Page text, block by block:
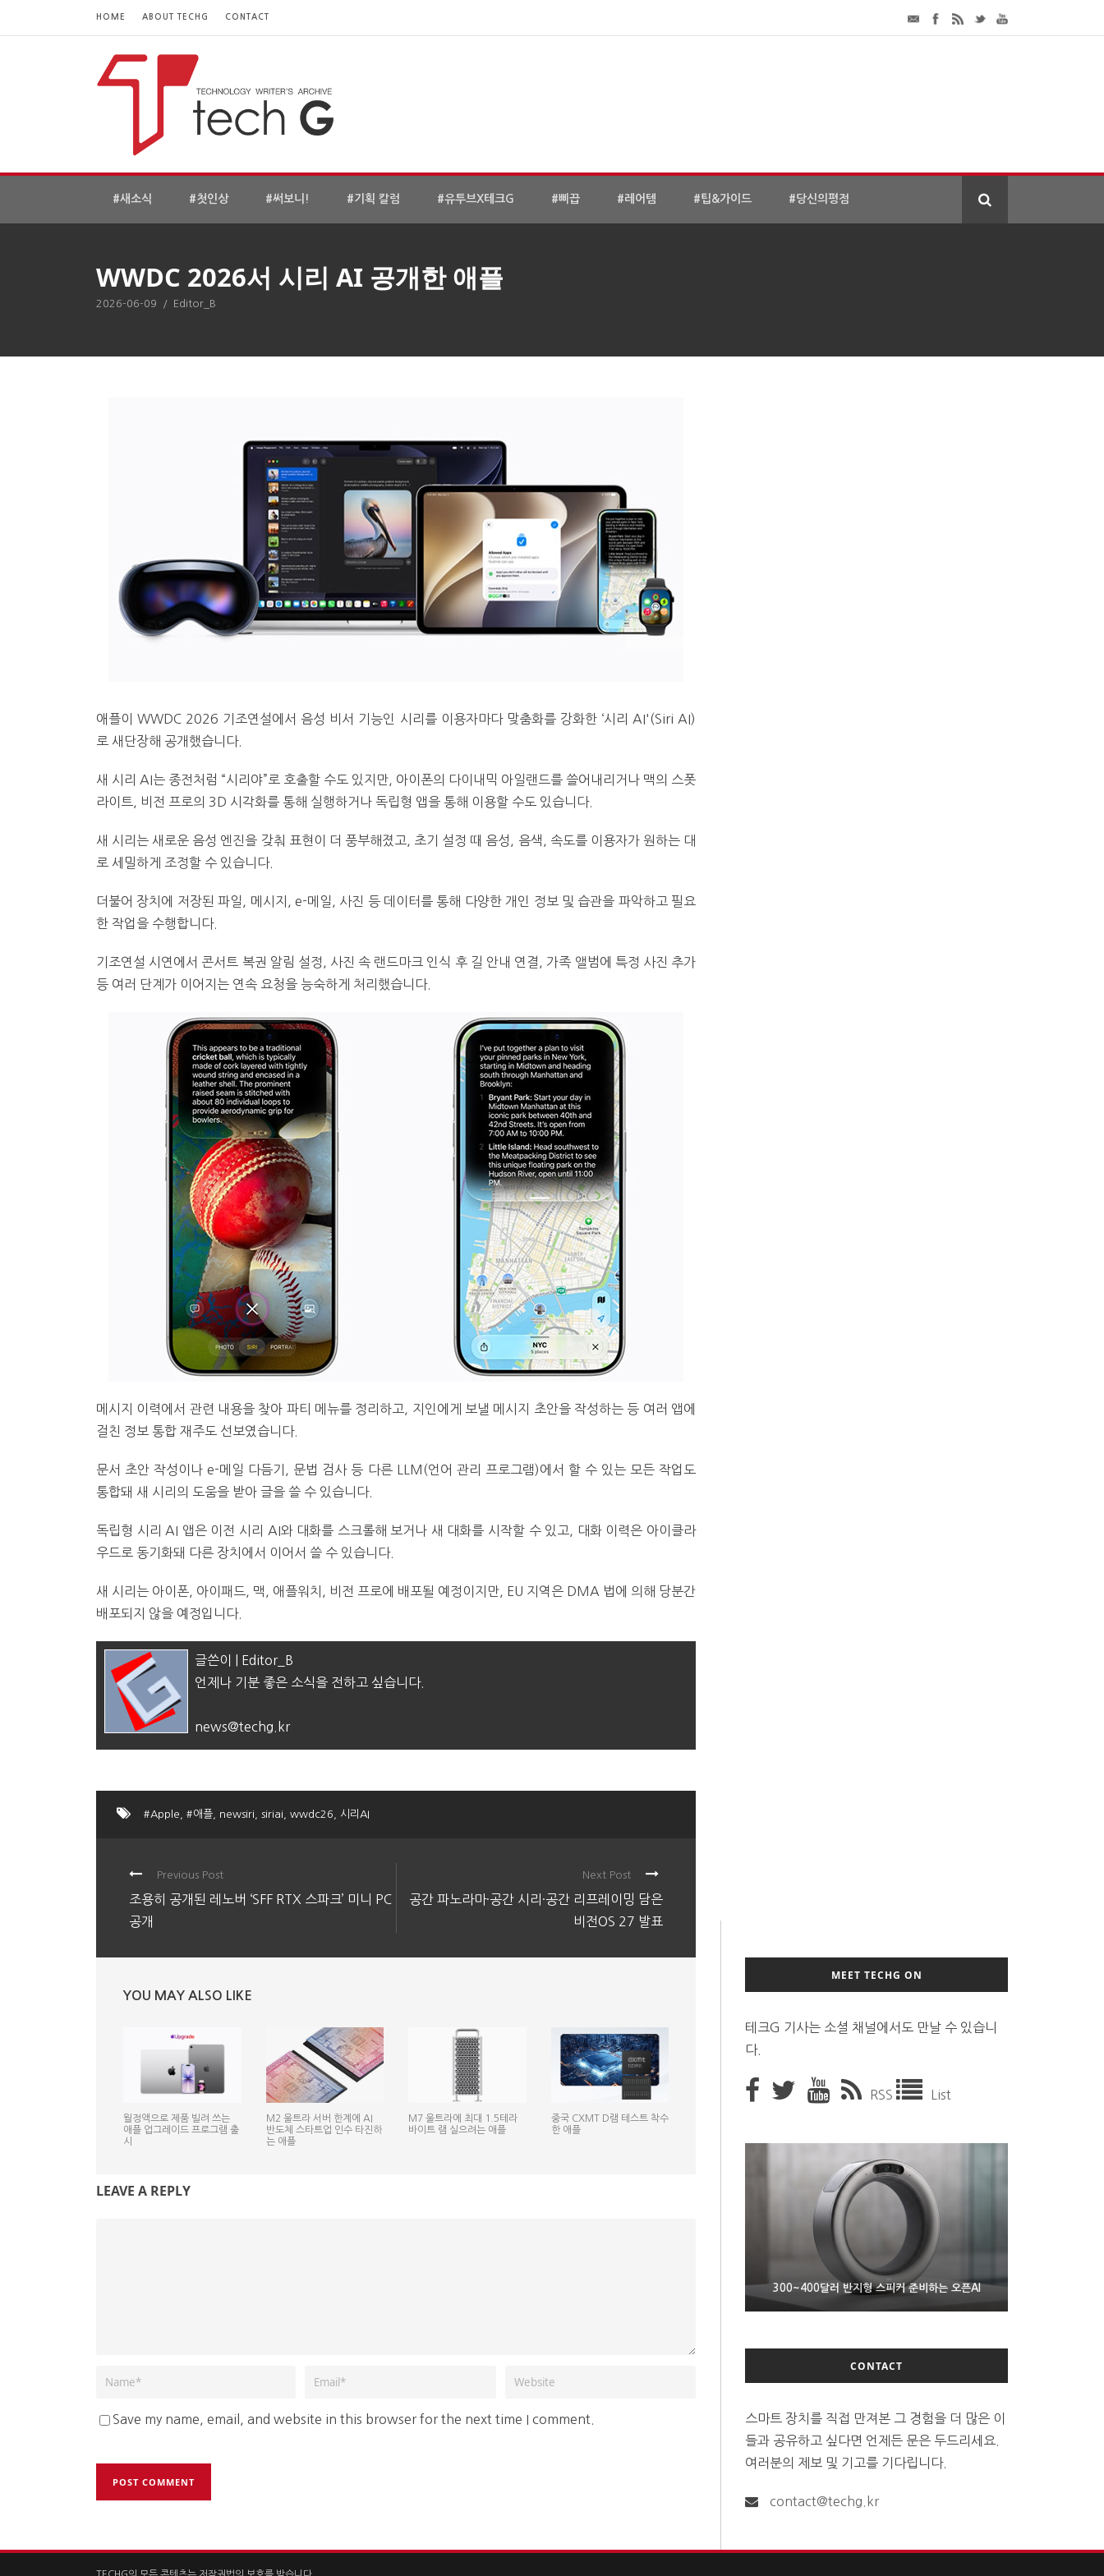
HOME ABOUT TECHG CONTACT
#새소식 #첫인상 #써보니! #기획 칼럼 #유투브X테크G #삐끕 #레어템 #팁&가이드 #당신의평점
WWDC 2026서 시리 AI 공개한 애플
2026-06-09 / Editor_B
애플이 WWDC 2026 기조연설에서 음성 비서 기능인 시리를 이용자마다 맞춤화를 강화한 ‘시리 AI'(Siri AI)
로 새단장해 공개했습니다.
새 시리 AI는 종전처럼 “시리야”로 호출할 수도 있지만, 아이폰의 다이내믹 아일랜드를 쓸어내리거나 맥의 스폿
라이트, 비전 프로의 3D 시각화를 통해 실행하거나 독립형 앱을 통해 이용할 수도 있습니다.
새 시리는 새로운 음성 엔진을 갖춰 표현이 더 풍부해졌고, 초기 설정 때 음성, 음색, 속도를 이용자가 원하는 대
로 세밀하게 조정할 수 있습니다.
더불어 장치에 저장된 파일, 메시지, e-메일, 사진 등 데이터를 통해 다양한 개인 정보 및 습관을 파악하고 필요
한 작업을 수행합니다.
기조연설 시연에서 콘서트 복권 알림 설정, 사진 속 랜드마크 인식 후 길 안내 연결, 가족 앨범에 특정 사진 추가
등 여러 단계가 이어지는 연속 요청을 능숙하게 처리했습니다.
메시지 이력에서 관련 내용을 찾아 파티 메뉴를 정리하고, 지인에게 보낼 메시지 초안을 작성하는 등 여러 앱에
걸친 정보 통합 재주도 선보였습니다.
문서 초안 작성이나 e-메일 다듬기, 문법 검사 등 다른 LLM(언어 관리 프로그램)에서 할 수 있는 모든 작업도
통합돼 새 시리의 도움을 받아 글을 쓸 수 있습니다.
독립형 시리 AI 앱은 이전 시리 AI와 대화를 스크롤해 보거나 새 대화를 시작할 수 있고, 대화 이력은 아이클라
우드로 동기화돼 다른 장치에서 이어서 쓸 수 있습니다.
새 시리는 아이폰, 아이패드, 맥, 애플워치, 비전 프로에 배포될 예정이지만, EU 지역은 DMA 법에 의해 당분간
배포되지 않을 예정입니다.
글쓴이 | Editor_B
언제나 기분 좋은 소식을 전하고 싶습니다.
news@techg.kr
#Apple #애플 newsiri siriai wwdc26 시리AI
Previous Post
조용히 공개된 레노버 ‘SFF RTX 스파크’ 미니 PC
공개
Next Post
공간 파노라마·공간 시리·공간 리프레이밍 담은
비전OS 27 발표
YOU MAY ALSO LIKE
월정액으로 제품 빌려 쓰는
애플 업그레이드 프로그램 출
시
M2 울트라 서버 한계에 AI
반도체 스타트업 인수 타진하
는 애플
M7 울트라에 최대 1.5테라
바이트 램 실으려는 애플
중국 CXMT D램 테스트 착수
한 애플
LEAVE A REPLY
Save my name, email, and website in this browser for the next time I comment.
MEET TECHG ON
테크G 기사는 소셜 채널에서도 만날 수 있습니
다.
RSS List
300~400달러 반지형 스피커 준비하는 오픈AI
조용히 스팀 프레임 검증 요구사항 바꾼 밸브
9월 4일부터 서비스 접는 안드로이드 장치용 구글 어
시스턴트
CONTACT
스마트 장치를 직접 만져본 그 경험을 더 많은 이
들과 공유하고 싶다면 언제든 문은 두드리세요.
여러분의 제보 및 기고를 기다립니다.
contact@techg.kr